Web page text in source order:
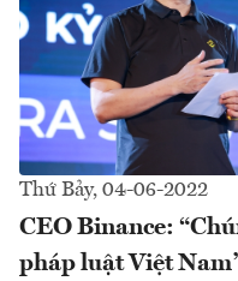
Thứ Bảy, 04-06-2022
CEO Binance:
pháp luật Việt